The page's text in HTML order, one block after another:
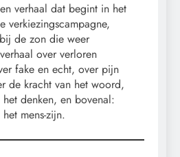
verhaal dat begint in het
verkiezingscampagne,
de zon die weer
over verloren
fake en echt, over pijn
de kracht van het woord,
denken, en bovenal:
mens-zijn.